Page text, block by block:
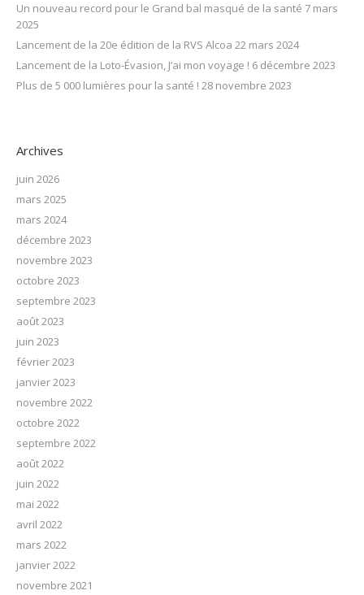
Un nouveau record pour le Grand bal masqué de la santé 7 mars
2025
Lancement de la 20e édition de la RVS Alcoa 22 mars 2024
Lancement de la Loto-Évasion, J’ai mon voyage ! 6 décembre 2023
Plus de 5 000 lumières pour la santé ! 28 novembre 2023
Archives
juin 2026
mars 2025
mars 2024
décembre 2023
novembre 2023
octobre 2023
septembre 2023
août 2023
juin 2023
février 2023
janvier 2023
novembre 2022
octobre 2022
septembre 2022
août 2022
juin 2022
mai 2022
avril 2022
mars 2022
janvier 2022
novembre 2021